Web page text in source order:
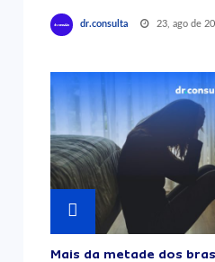
dr.consulta 23, ago de
Mais da metade dos